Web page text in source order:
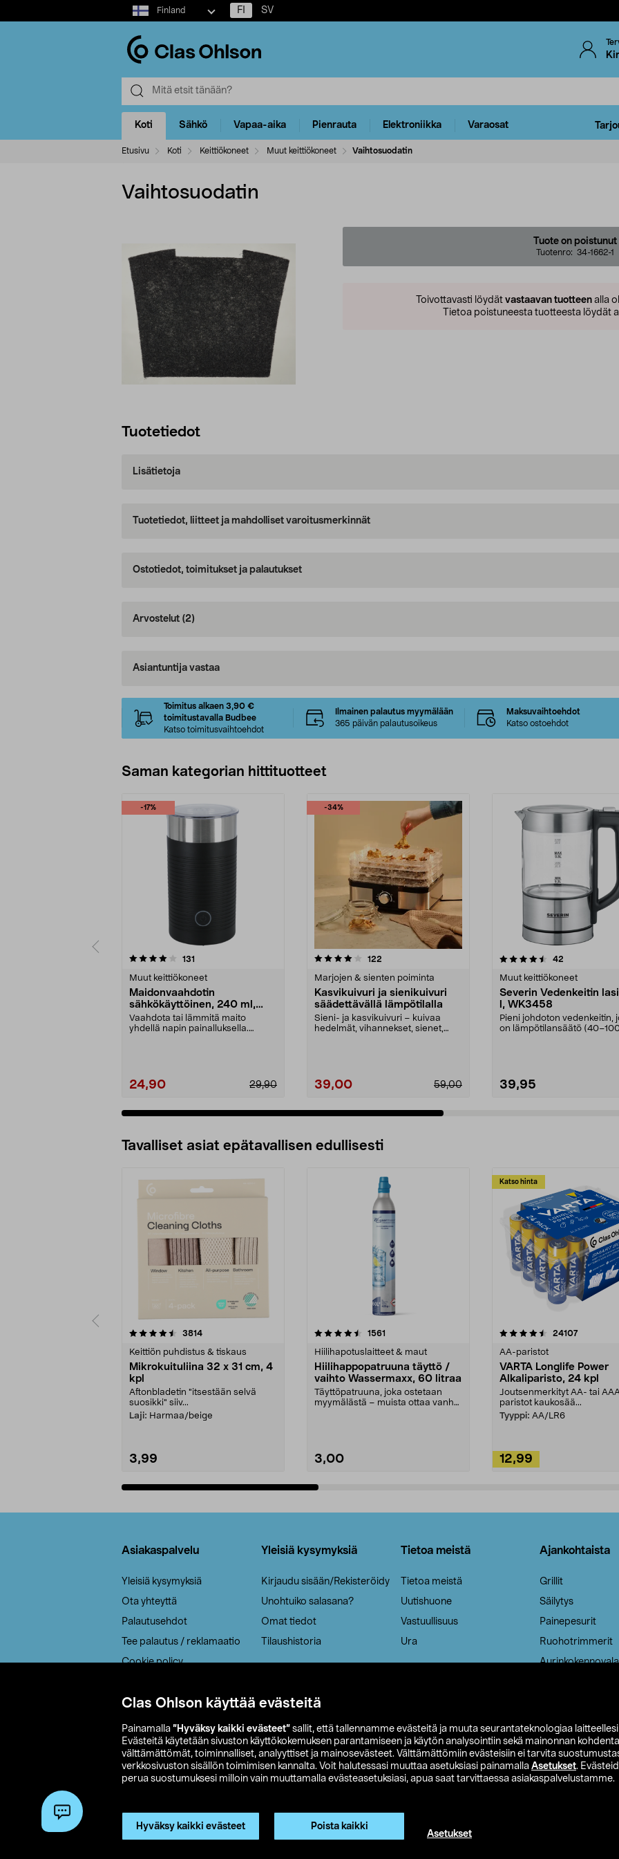
Clas Ohlson käyttää evästeitä
Painamalla ”Hyväksy kaikki evästeet” sallit, että tallennamme evästeitä ja muuta seurantateknologiaa laitteellesi
Evästeitä käytetään sivuston käyttökokemuksen parantamiseen ja käytön analysointiin sekä mainonnan
välttämättömät, toiminnalliset, analyyttiset ja mainosevästeet. Välttämättömiin evästeisiin ei tarvita
verkkosivuston sisällön toimimisen kannalta. Voit halutessasi muuttaa asetuksiasi painamalla Asetukset.
perua suostumuksesi milloin vain muuttamalla evästeasetuksiasi, apua saat tarvittaessa asiakaspalvelustamme.
Hyväksy kaikki evästeet Poista kaikki
Asetukset
Select
market
Finland FI SV
Koti Sähkö Vapaa-aika Pienrauta Elektroniikka Varaosat
Etusivu Koti Keittiökoneet Muut keittiökoneet Vaihtosuodatin
Vaihtosuodatin
Tuote on poistunut
Tuotenro: 34-1662-1
Toivottavasti löydät vastaavan tuotteen alla
Tietoa poistuneesta tuotteesta löydät
Tuotetiedot
Lisätietoja
Tuotetiedot, liitteet ja mahdolliset varoitusmerkinnät
Ostotiedot, toimitukset ja palautukset
Arvostelut (2)
Asiantuntija vastaa
Toimitus alkaen 3,90 €
toimitustavalla Budbee
Katso toimitusvaihtoehdot
Ilmainen palautus myymälään
365 päivän palautusoikeus
Maksuvaihtoehdot
Katso ostoehdot
Saman kategorian hittituotteet
-17%
131
Muut keittiökoneet
Maidonvaahdotin
sähkökäyttöinen, 240 ml,
musta
Vaahdota tai lämmitä maito
yhdellä napin painalluksella.
24,90 29,90
-34%
4.0 viidestä
122
Marjojen & sienten poiminta
Kasvikuivuri ja sienikuivuri
säädettävällä lämpötilalla
Sieni- ja kasvikuivuri – kuivaa
hedelmät, vihannekset, sienet,
39,00 59,00
4.5 viidestä
42
Muut keittiökoneet
Severin Vedenkeitin
l, WK3458
Pieni johdoton vedenkeitin,
on lämpötilansäätö
39,95
4.5 viidestä
Tavalliset asiat epätavallisen edullisesti
3814arvostelut
Keittiön puhdistus & tiskaus
Mikrokuituliina 32 x 31 cm, 4
kpl
Aftonbladetin "itsestään selvä
suosikki" siiv...
Laji: Harmaa/beige
3,99
4.5viidestä
1561
Hiilihapotuslaitteet & maut
Hiilihappopatruuna täyttö /
vaihto Wassermaxx, 60 litraa
Täyttöpatruuna, joka ostetaan
myymälästä – muista ottaa vanha
3,00
Katso hinta
4.5viidestä
24107arvostelut
AA-paristot
VARTA Longlife Power
Alkaliparisto, 24 kpl
Joutsenmerkityt AA- tai
paristot kaukosää...
Tyyppi: AA/LR6
12,99
4.5viidestä
Asiakaspalvelu
Yleisiä kysymyksiä
Ota yhteyttä
Palautusehdot
Tee palautus / reklamaatio
Cookie policy
Saavutettavuus
Yleisiä kysymyksiä
Kirjaudu sisään/Rekisteröidy
Unohtuiko salasana?
Omat tiedot
Tilaushistoria
Tietoa meistä
Tietoa meistä
Uutishuone
Vastuullisuus
Ura
Ajankohtaista
Grillit
Säilytys
Painepesurit
Ruohotrimmerit